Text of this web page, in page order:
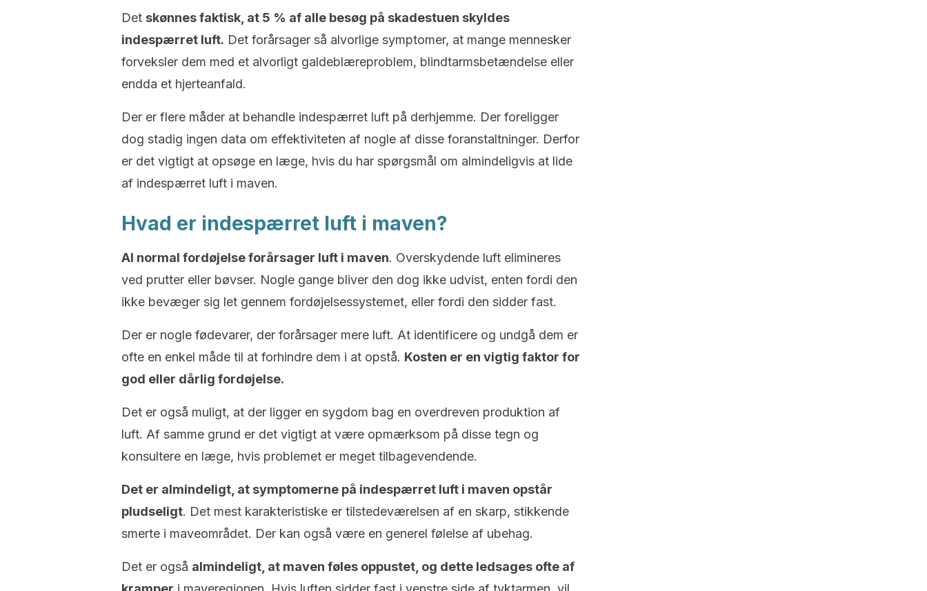
Det skønnes faktisk, at 5 % af alle besøg på skadestuen skyldes
indespærret luft. Det forårsager så alvorlige symptomer, at mange mennesker
forveksler dem med et alvorligt galdeblæreproblem, blindtarmsbetændelse eller
endda et hjerteanfald.
Der er flere måder at behandle indespærret luft på derhjemme. Der foreligger
dog stadig ingen data om effektiviteten af nogle af disse foranstaltninger. Derfor
er det vigtigt at opsøge en læge, hvis du har spørgsmål om almindeligvis at lide
af indespærret luft i maven.
Hvad er indespærret luft i maven?
Al normal fordøjelse forårsager luft i maven. Overskydende luft elimineres
ved prutter eller bøvser. Nogle gange bliver den dog ikke udvist, enten fordi den
ikke bevæger sig let gennem fordøjelsessystemet, eller fordi den sidder fast.
Der er nogle fødevarer, der forårsager mere luft. At identificere og undgå dem er
ofte en enkel måde til at forhindre dem i at opstå. Kosten er en vigtig faktor for
god eller dårlig fordøjelse.
Det er også muligt, at der ligger en sygdom bag en overdreven produktion af
luft. Af samme grund er det vigtigt at være opmærksom på disse tegn og
konsultere en læge, hvis problemet er meget tilbagevendende.
Det er almindeligt, at symptomerne på indespærret luft i maven opstår
pludseligt. Det mest karakteristiske er tilstedeværelsen af en skarp, stikkende
smerte i maveområdet. Der kan også være en generel følelse af ubehag.
Det er også almindeligt, at maven føles oppustet, og dette ledsages ofte af